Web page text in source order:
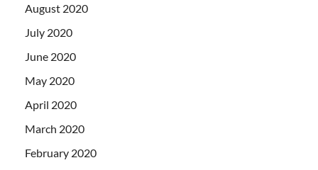
August 2020
July 2020
June 2020
May 2020
April 2020
March 2020
February 2020